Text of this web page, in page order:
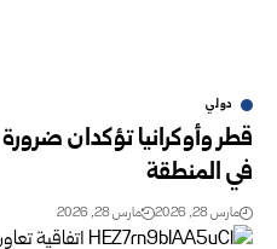
دولي
قطر وأوكرانيا تؤكدان
في المنطقة
مارس 28, 2026 مارس 28, 2026